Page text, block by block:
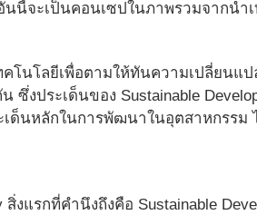
อันนี้จะเป็นคอนเซปในภาพรวมจากน
นโลยีเพื่อตามให้ทันความเปลี่ยนแป
ซึ่งประเด็นของ Sustainable
เด็นหลักในการพัฒนาในอุตสาหกรรม
งแรกที่คำนึงถึงคือ Sustainable